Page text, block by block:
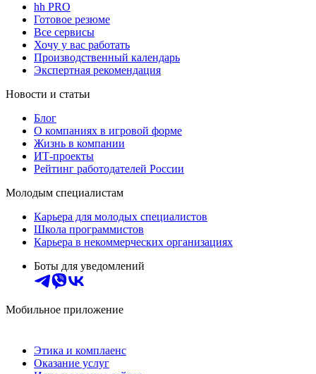
hh PRO
Готовое резюме
Все сервисы
Хочу у вас работать
Производственный календарь
Экспертная рекомендация
Новости и статьи
Блог
О компаниях в игровой форме
Жизнь в компании
ИТ-проекты
Рейтинг работодателей России
Молодым специалистам
Карьера для молодых специалистов
Школа программистов
Карьера в некоммерческих организациях
Боты для уведомлений
Мобильное приложение
Этика и комплаенс
Оказание услуг